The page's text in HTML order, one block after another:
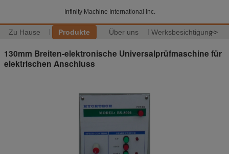
Infinity Machine International Inc.
Zu Hause Produkte Über uns Werksbesichtigung>>
130mm Breiten-elektronische Universalprüfmaschine für
elektrischen Anschluss